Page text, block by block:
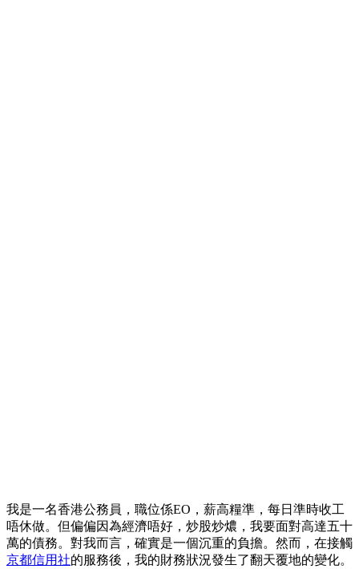
我是一名香港公務員，職位係EO，薪高糧準，每日準時收工
唔休做。但偏偏因為經濟唔好，炒股炒燶，我要面對高達五十
萬的債務。對我而言，確實是一個沉重的負擔。然而，在接觸
京都信用社的服務後，我的財務狀況發生了翻天覆地的變化。